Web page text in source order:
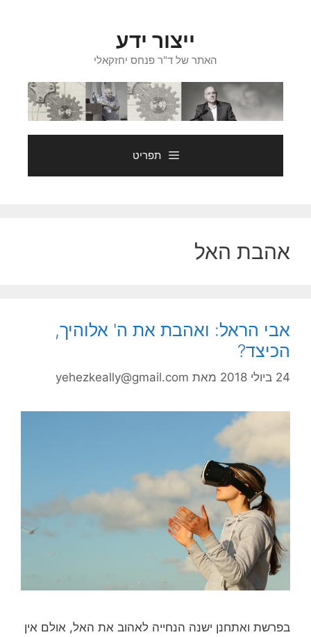
ייצור ידע
האתר של ד"ר פנחס יחזקאלי
תפריט
אהבת האל
אבי הראל: ואהבת את ה' אלוהיך,
הכיצד?
24 ביולי 2018 מאת yehezkeally@gmail.com
בפרשת ואתחנן ישנה הנחייה לאהוב את האל, אולם אין